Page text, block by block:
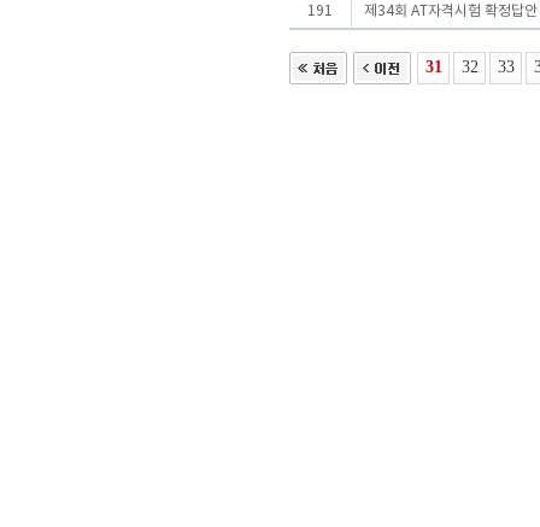
191 제34회 AT자격시험 확정답
31 32 33